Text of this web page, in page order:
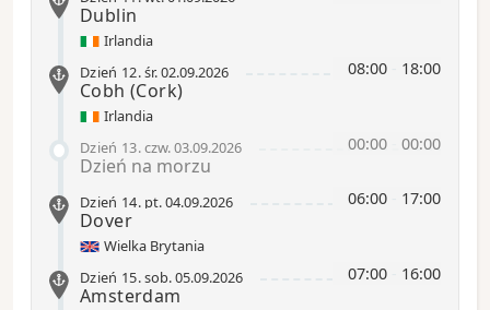
Dublin
Irlandia
08:00 18:00
Dzień 12.śr.02.09.2026
Cobh (Cork)
Irlandia
00:00 00:00
Dzień 13.czw.03.09.2026
Dzień na morzu
06:00 17:00
Dzień 14. pt.04.09.2026
Dover
Wielka Brytania
07:00 16:00
Dzień 15.sob.05.09.2026
Amsterdam